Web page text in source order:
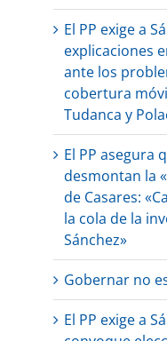
El PP exige a
explicaciones
ante los
cobertura
Tudanca y
El PP asegura
desmontan la
de Casares:
la cola de la
Sánchez»
Gobernar no
El PP exige a